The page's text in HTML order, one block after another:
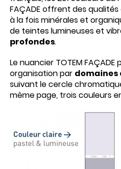
FAÇADE offrent des
à la fois minérales et
de teintes lumineuses et
profondes.
Le nuancier TOTEM
organisation par domaines
suivant le cercle
même page, trois couleurs